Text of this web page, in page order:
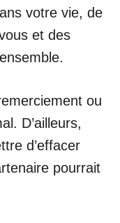
votre vie, de
et des
ou
D’ailleurs,
d’effacer
pourrait